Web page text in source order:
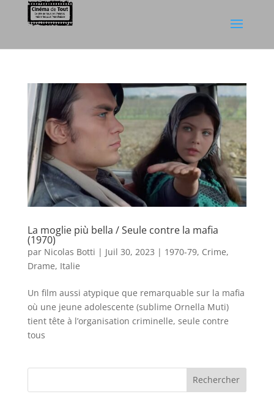
La moglie più bella / Seule contre la mafia
(1970)
par Nicolas Botti | Juil 30, 2023 | 1970-79, Crime,
Drame, Italie
Un film aussi atypique que remarquable sur la mafia
où une jeune adolescente (sublime Ornella Muti)
tient tête à l’organisation criminelle, seule contre
tous